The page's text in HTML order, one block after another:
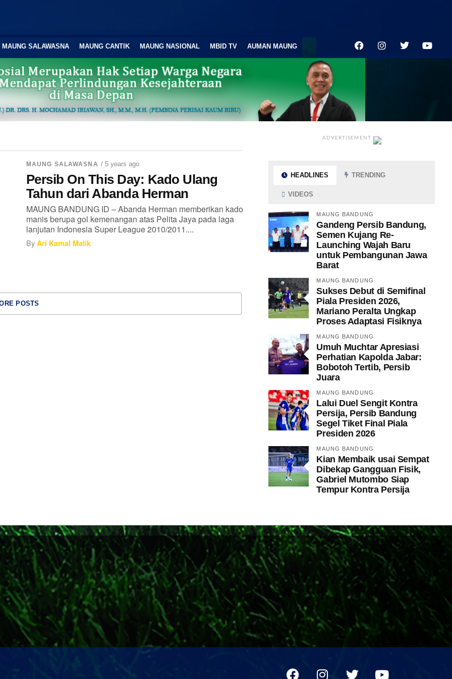
MAUNG SALAWASNA MAUNG CANTIK MAUNG NASIONAL MBID TV AUMAN MAUNG
MAUNG SALAWASNA / 5 years ago
Persib On This Day: Kado Ulang
Tahun dari Abanda Herman
MAUNG BANDUNG ID – Abanda Herman memberikan kado
manis berupa gol kemenangan atas Pelita Jaya pada laga
lanjutan Indonesia Super League 2010/2011....
By Ari Kamal Malik
POSTS
ADVERTISEMENT
HEADLINES TRENDING
VIDEOS
MAUNG BANDUNG
Gandeng Persib Bandung,
Semen Kujang Re-
Launching Wajah Baru
untuk Pembangunan Jawa
Barat
MAUNG BANDUNG
Sukses Debut di Semifinal
Piala Presiden 2026,
Mariano Peralta Ungkap
Proses Adaptasi Fisiknya
MAUNG BANDUNG
Umuh Muchtar Apresiasi
Perhatian Kapolda Jabar:
Bobotoh Tertib, Persib
Juara
MAUNG BANDUNG
Lalui Duel Sengit Kontra
Persija, Persib Bandung
Segel Tiket Final Piala
Presiden 2026
MAUNG BANDUNG
Kian Membaik usai Sempat
Dibekap Gangguan Fisik,
Gabriel Mutombo Siap
Tempur Kontra Persija